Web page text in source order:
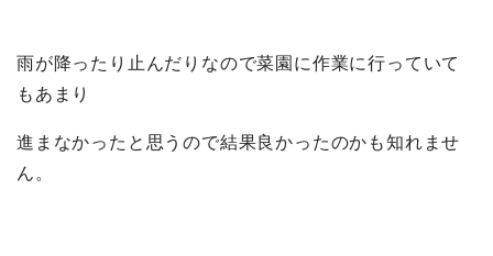
雨が降ったり止んだりなので菜園に作業に行っていて
もあまり
進まなかったと思うので結果良かったのかも知れませ
ん。